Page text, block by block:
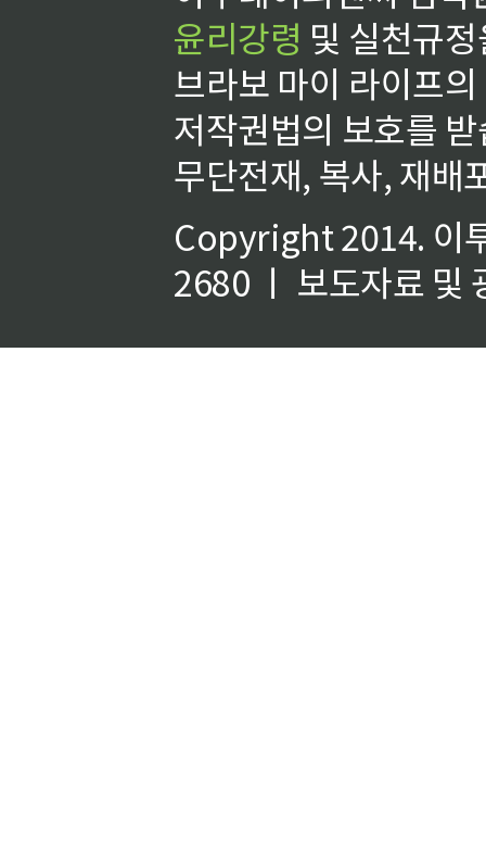
윤리강령 및 실천규
브라보 마이 라이프
저작권법의 보호를
무단전재, 복사, 재배
Copyright 2014. 이
2680 ㅣ 보도자료